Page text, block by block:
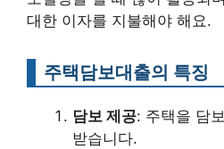
대한 이자를 지불해야 해요.
주택담보대출의 특징
담보 제공: 주택을 담
받습니다.